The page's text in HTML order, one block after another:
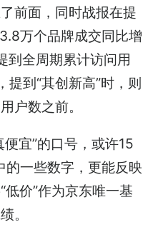
前面，同时战报在提
万个品牌成交同比增
到全周期累计访问用
提到“其创新高”时，则
户数之前。
宜”的口号，或许15
的一些数字，更能反映
价”作为京东唯一基
。